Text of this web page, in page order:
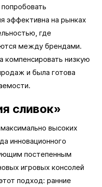
эффективна на рынках
где
между брендами.
компенсировать низкую
и была готова
сливок»
высоких
инновационного
постепенным
игровых консолей
подход: ранние